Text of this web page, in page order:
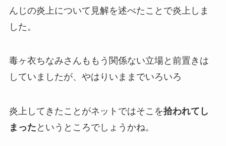
んじの炎上について見解を述べたことで炎上しま
した。
毒ヶ衣ちなみさんも もう関係ない立場と前置きは
していましたが、やはりいままでいろいろ
炎上してきたことがネットではそこを拾われてし
まった というところでしょうかね。